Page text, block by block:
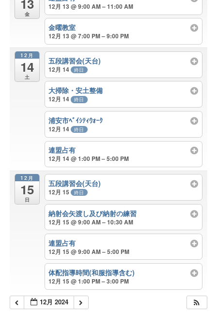
13
金
12月 13 @ 9:00 AM – 11:00 AM
金曜教室
12月 13 @ 7:00 PM – 9:00 PM
12月
14
土
五段講習会(天台)
12月 14 終日
大掃除・安土整備
12月 14 終日
浦安市ﾍﾞｲｼﾃｨｳｫｰｸ
12月 14 終日
連盟占有
12月 14 @ 1:00 PM – 5:00 PM
12月
15
日
五段講習会(天台)
12月 15 終日
納射会矢渡し及び納射の練習
12月 15 @ 9:00 AM – 10:30 AM
連盟占有
12月 15 @ 9:00 AM – 5:00 PM
体配指導時間(和服指導含む)
12月 15 @ 1:00 PM – 3:00 PM
12月 2024